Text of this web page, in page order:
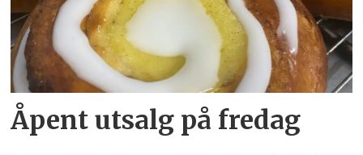
Åpent utsalg på fredag